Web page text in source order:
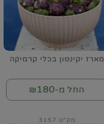
מארז יקינטון בכלי קרמיקה
החל מ-₪180
מק"ט 3157